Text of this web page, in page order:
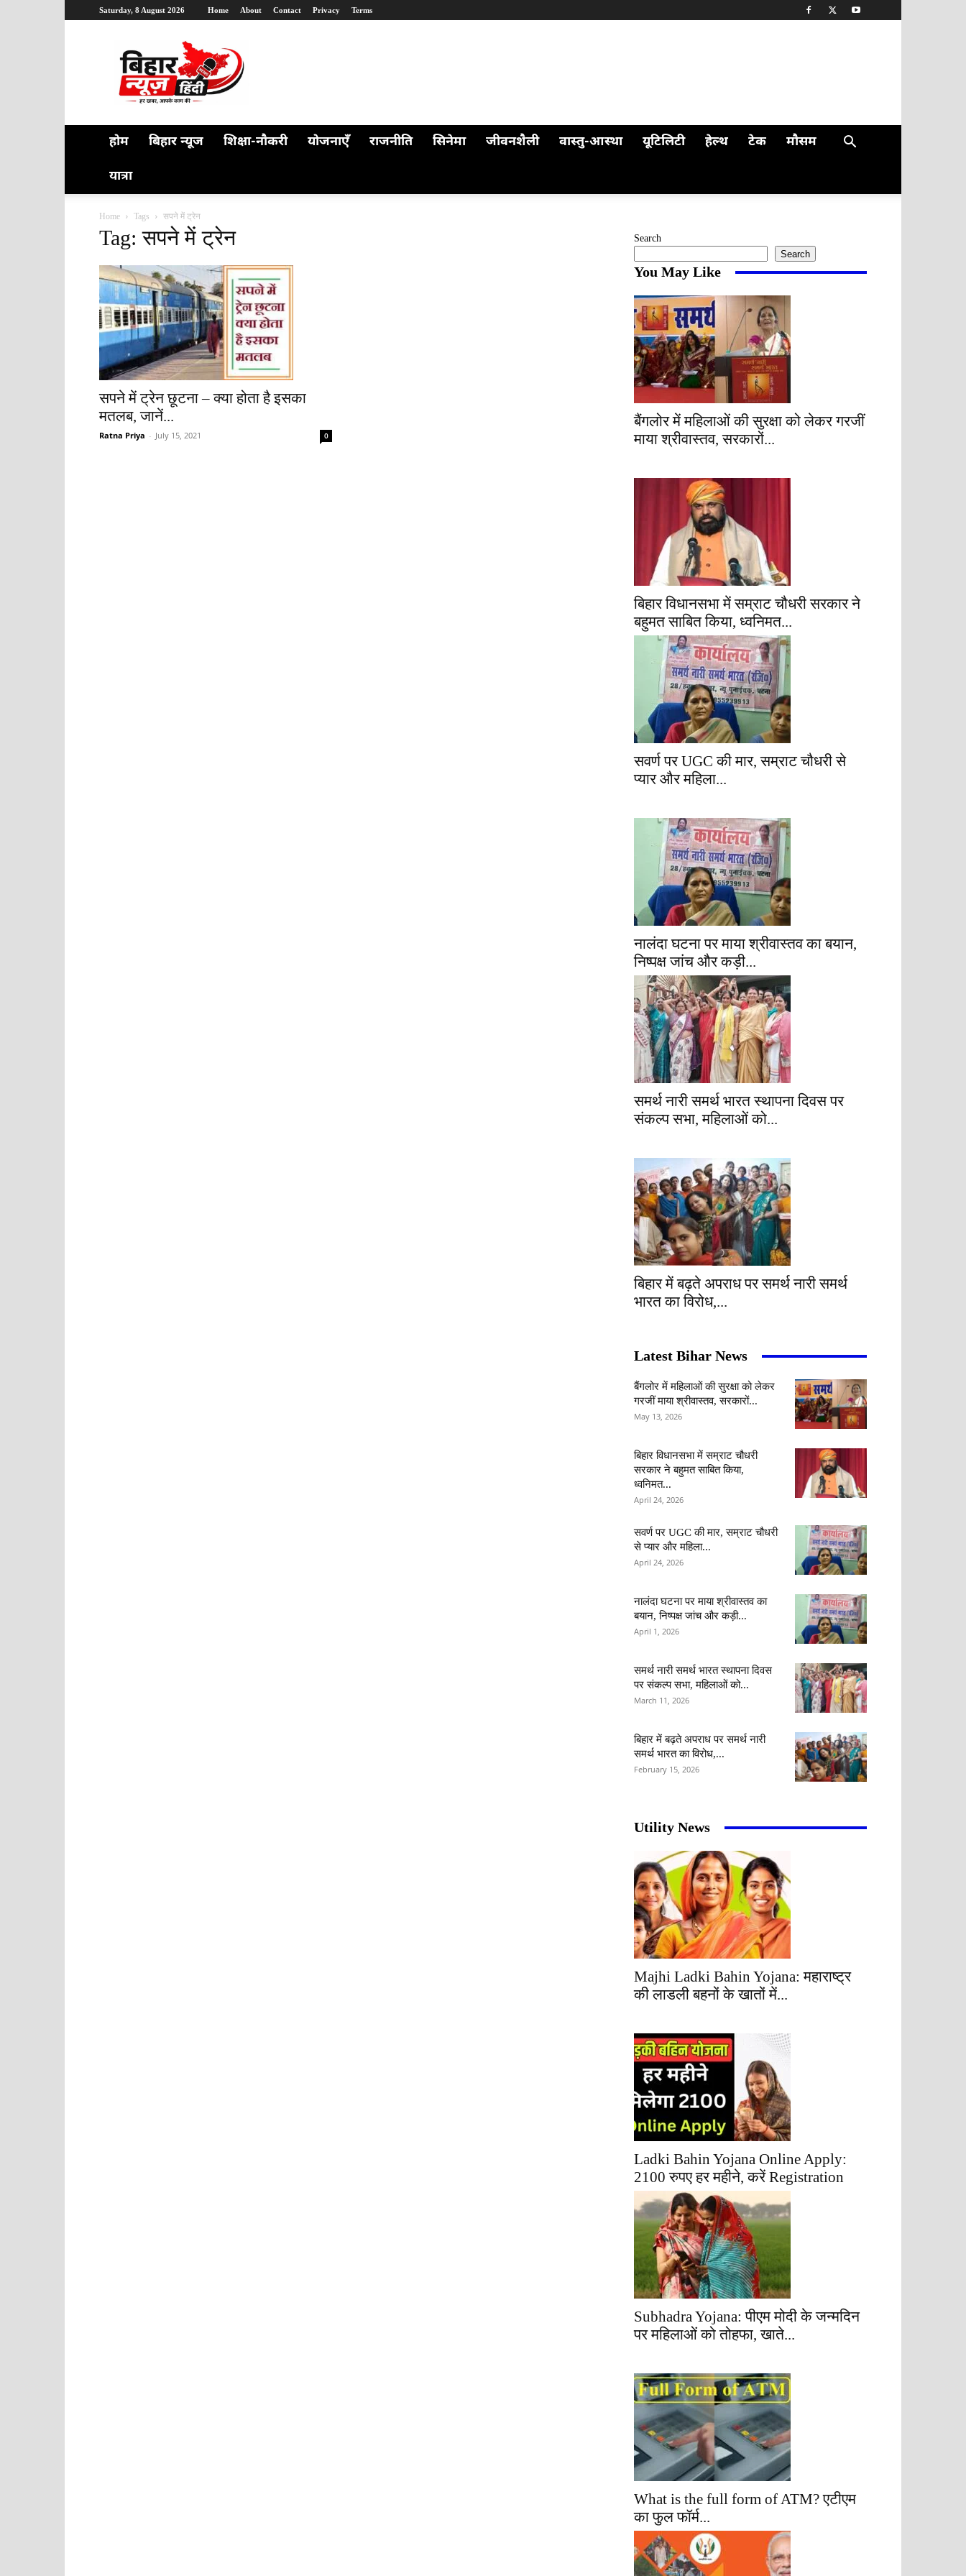
Saturday, 8 August 2026 Home About Contact Privacy Terms
Bihar
News
Hindi
होम बिहार न्यूज शिक्षा-नौकरी योजनाएँ राजनीति सिनेमा जीवनशैली वास्तु-आस्था यूटिलिटी हेल्थ टेक मौसम
यात्रा
Home Tags सपने में ट्रेन
Tag: सपने में ट्रेन
सपने में ट्रेन छूटना – क्या होता है इसका
मतलब, जानें...
Ratna Priya - July 15, 2021 0
Search
Search
You May Like
बैंगलोर में महिलाओं की सुरक्षा को लेकर गरजीं
माया श्रीवास्तव, सरकारों...
बिहार विधानसभा में सम्राट चौधरी सरकार ने
बहुमत साबित किया, ध्वनिमत...
सवर्ण पर UGC की मार, सम्राट चौधरी से
प्यार और महिला...
नालंदा घटना पर माया श्रीवास्तव का बयान,
निष्पक्ष जांच और कड़ी...
समर्थ नारी समर्थ भारत स्थापना दिवस पर
संकल्प सभा, महिलाओं को...
बिहार में बढ़ते अपराध पर समर्थ नारी समर्थ
भारत का विरोध,...
Latest Bihar News
बैंगलोर में महिलाओं की सुरक्षा को लेकर
गरजीं माया श्रीवास्तव, सरकारों...
May 13, 2026
बिहार विधानसभा में सम्राट चौधरी
सरकार ने बहुमत साबित किया,
ध्वनिमत...
April 24, 2026
सवर्ण पर UGC की मार, सम्राट चौधरी
से प्यार और महिला...
April 24, 2026
नालंदा घटना पर माया श्रीवास्तव का
बयान, निष्पक्ष जांच और कड़ी...
April 1, 2026
समर्थ नारी समर्थ भारत स्थापना दिवस
पर संकल्प सभा, महिलाओं को...
March 11, 2026
बिहार में बढ़ते अपराध पर समर्थ नारी
समर्थ भारत का विरोध,...
February 15, 2026
Utility News
Majhi Ladki Bahin Yojana: महाराष्ट्र
की लाडली बहनों के खातों में...
Ladki Bahin Yojana Online Apply:
2100 रुपए हर महीने, करें Registration
Subhadra Yojana: पीएम मोदी के जन्मदिन
पर महिलाओं को तोहफा, खाते...
What is the full form of ATM? एटीएम
का फुल फॉर्म...